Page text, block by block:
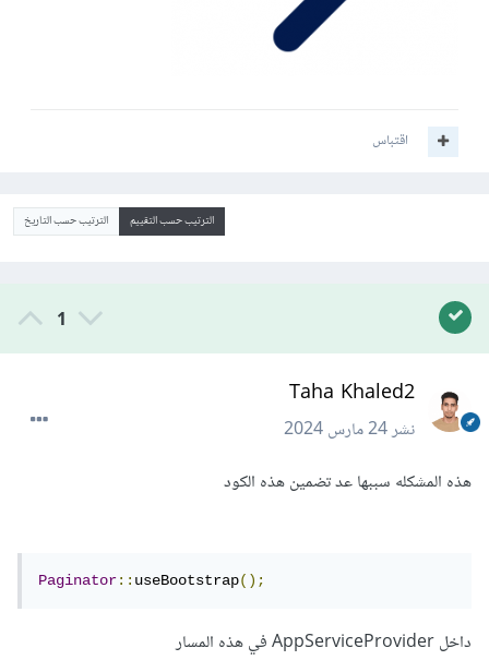
اقتباس
الترتيب حسب التقييم الترتيب حسب التاريخ
1
Taha Khaled2
نشر24 مارس 2024
هذه المشكله سببها عد تضمين هذه الكود
Paginator::useBootstrap();
داخل AppServiceProvider في هذه المسار